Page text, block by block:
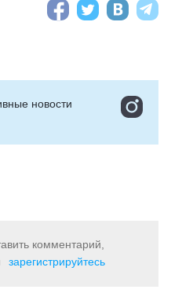
новости
комментарий,
зарегистрируйтесь